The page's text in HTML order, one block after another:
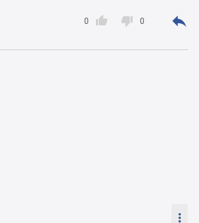

0  0 
